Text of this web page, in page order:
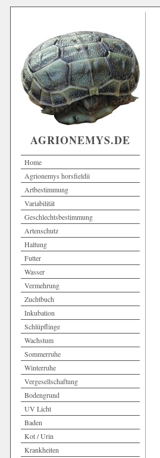
AGRIONEMYS.DE
Home
Agrionemys horsfieldii
Artbestimmung
Variabilität
Geschlechtsbestimmung
Artenschutz
Haltung
Futter
Wasser
Vermehrung
Zuchtbuch
Inkubation
Schlüpflinge
Wachstum
Sommerruhe
Winterruhe
Vergesellschaftung
Bodengrund
UV Licht
Baden
Kot / Urin
Krankheiten